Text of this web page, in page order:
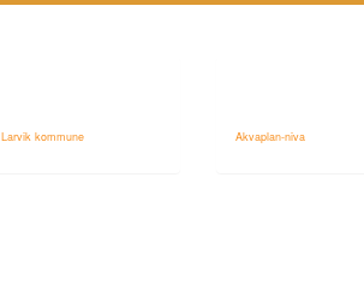
Larvik kommune Akvaplan-niva